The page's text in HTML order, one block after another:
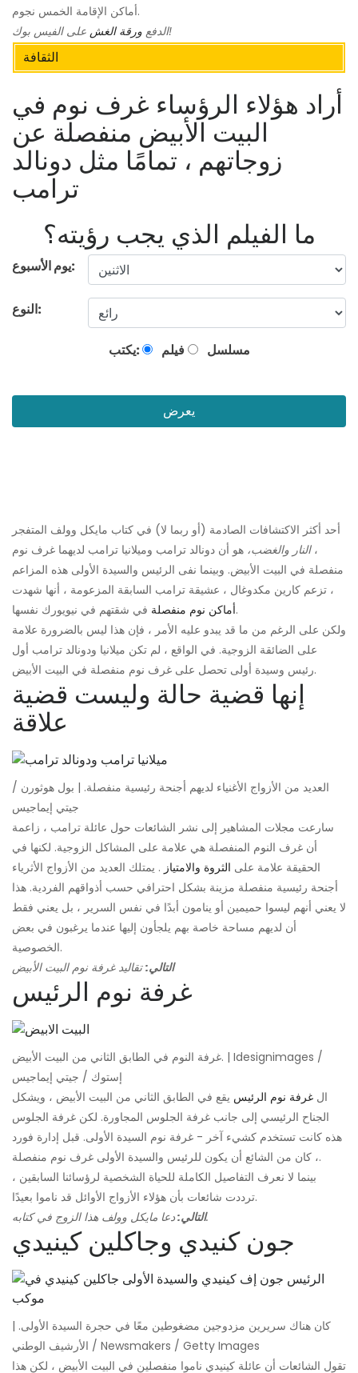
أماكن الإقامة الخمس نجوم.
الدفع ورقة الغش على الفيس بوك!
الثقافة
أراد هؤلاء الرؤساء غرف نوم في
البيت الأبيض منفصلة عن
زوجاتهم ، تمامًا مثل دونالد
ترامب
ما الفيلم الذي يجب رؤيته؟
يوم الأسبوع:
النوع:
يكتب: فيلم مسلسل
يعرض
أحد أكثر الاكتشافات الصادمة (أو ربما لا) في كتاب مايكل وولف المتفجر
،النار والغضب، هو أن دونالد ترامب وميلانيا ترامب لديهما غرف نوم
منفصلة في البيت الأبيض. وبينما نفى الرئيس والسيدة الأولى هذه المزاعم
، تزعم كارين مكدوغال ، عشيقة ترامب السابقة المزعومة ، أنها شهدت
أماكن نوم منفصلةفي شقتهم في نيويورك نفسها.
ولكن على الرغم من ما قد يبدو عليه الأمر ، فإن هذا ليس بالضرورة علامة
على الضائقة الزوجية. في الواقع ، لم تكن ميلانيا ودونالد ترامب أول
رئيس وسيدة أولى تحصل على غرف نوم منفصلة في البيت الأبيض.
إنها قضية حالة وليست قضية
علاقة
العديد من الأزواج الأغنياء لديهم أجنحة رئيسية منفصلة. | بول هوثورن /
جيتي إيماجيس
سارعت مجلات المشاهير إلى نشر الشائعات حول عائلة ترامب ، زاعمة
أن غرف النوم المنفصلة هي علامة على المشاكل الزوجية. لكنها في
الحقيقة علامة على الثروة والامتياز . يمتلك العديد من الأزواج الأثرياء
أجنحة رئيسية منفصلة مزينة بشكل احترافي حسب أذواقهم الفردية. هذا
لا يعني أنهم ليسوا حميمين أو ينامون أبدًا في نفس السرير ، بل يعني فقط
أن لديهم مساحة خاصة بهم يلجأون إليها عندما يرغبون في بعض
الخصوصية.
التالي: تقاليد غرفة نوم البيت الأبيض
غرفة نوم الرئيس
غرفة النوم في الطابق الثاني من البيت الأبيض. | Idesignimages /
إستوك / جيتي إيماجيس
ال غرفة نوم الرئيس يقع في الطابق الثاني من البيت الأبيض ، ويشكل
الجناح الرئيسي إلى جانب غرفة الجلوس المجاورة. لكن غرفة الجلوس
هذه كانت تستخدم كشيء آخر - غرفة نوم السيدة الأولى. قبل إدارة فورد
، كان من الشائع أن يكون للرئيس والسيدة الأولى غرف نوم منفصلة.
بينما لا نعرف التفاصيل الكاملة للحياة الشخصية لرؤسائنا السابقين ،
ترددت شائعات بأن هؤلاء الأزواج الأوائل قد ناموا بعيدًا.
التالي:دعا مايكل وولف هذا الزوج في كتابه.
جون كنيدي وجاكلين كينيدي
كان هناك سريرين مزدوجين مضغوطين معًا في حجرة السيدة الأولى. |
الأرشيف الوطني / Newsmakers / Getty Images
تقول الشائعات أن عائلة كينيدي ناموا منفصلين في البيت الأبيض ، لكن هذا